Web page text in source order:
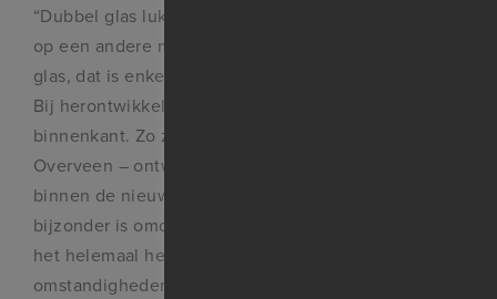
“Dubbel glas lukt niet altijd, maar dan lossen we het
op een andere manier op, vaak met Van Ruysdael-
glas, dat is enkel glas maar wel speciaal isolerend.
Bij herontwikkeling gebeurt vaak veel aan de
binnenkant. Zo zijn in het pand in Elswout in
Overveen – ontworpen als een Italiaans paleis – van
binnen de nieuwste technieken verwerkt, wat
bijzonder is omdat wij de eerste eigenaar zijn die
het helemaal heeft afgebouwd. Dat was door
omstandigheden in 135 jaar nog niet gebeurd. Ook